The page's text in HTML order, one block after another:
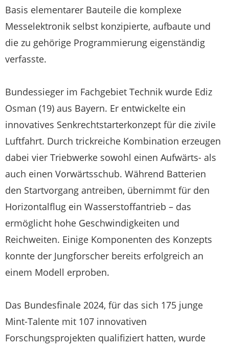
Basis elementarer Bauteile die komplexe
Messelektronik selbst konzipierte, aufbaute und
die zu gehörige Programmierung eigenständig
verfasste.
Bundessieger im Fachgebiet Technik wurde Ediz
Osman (19) aus Bayern. Er entwickelte ein
innovatives Senkrechtstarterkonzept für die zivile
Luftfahrt. Durch trickreiche Kombination erzeugen
dabei vier Triebwerke sowohl einen Aufwärts- als
auch einen Vorwärtsschub. Während Batterien
den Startvorgang antreiben, übernimmt für den
Horizontalflug ein Wasserstoffantrieb – das
ermöglicht hohe Geschwindigkeiten und
Reichweiten. Einige Komponenten des Konzepts
konnte der Jungforscher bereits erfolgreich an
einem Modell erproben.
Das Bundesfinale 2024, für das sich 175 junge
Mint-Talente mit 107 innovativen
Forschungsprojekten qualifiziert hatten, wurde